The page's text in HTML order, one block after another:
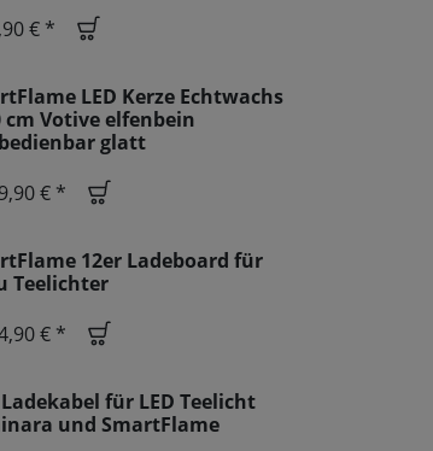
€ *
LED Kerze Echtwachs
cm Votive elfenbein
glatt
€ *
12er Ladeboard für
Teelichter
€ *
Ladekabel für LED Teelicht
und SmartFlame